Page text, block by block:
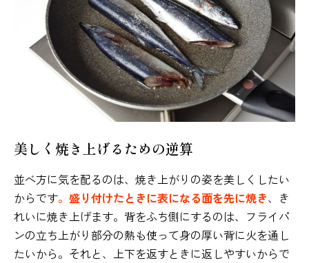
美しく焼き上げるための逆算
並べ方に気を配るのは、焼き上がりの姿を美しくしたい
からです。盛り付けたときに表になる面を先に焼き、き
れいに焼き上げます。背をふち側にするのは、フライパ
ンの立ち上がり部分の熱も使って身の厚い背に火を通し
たいから。それと、上下を返すときに返しやすいからで